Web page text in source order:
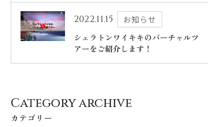
2022.11.15
お知らせ
シェラトンワイキキのバーチャルツ
アーをご紹介します！
Category archive
カテゴリー